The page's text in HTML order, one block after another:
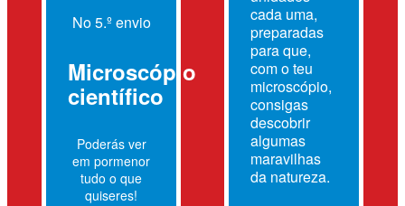
No 5.º envio
Microscópio
científico
Poderás ver
em pormenor
tudo o que
quiseres!
cada uma,
preparadas
para que,
com o teu
microscópio,
consigas
descobrir
algumas
maravilhas
da natureza.